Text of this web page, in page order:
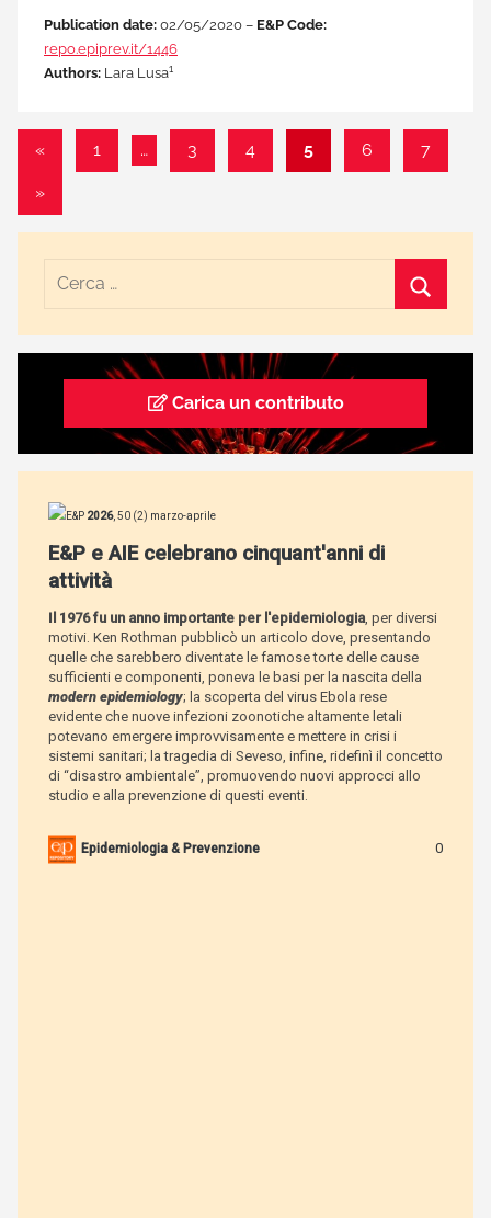
Publication date: 02/05/2020 – E&P Code:
repo.epiprev.it/1446
Authors: Lara Lusa1
Paginazione
degli
articoli
«Articolo1 … 3 4 5 6 7
Articolo
»
Carica un contributo